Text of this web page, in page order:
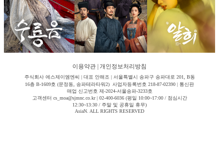
이용약관 개인정보처리방침
주식회사 에스제이엠엔씨 | 대표 안해조 | 서울특별시 송파구 송파대로 201, B동
16층 B-1609호 (문정동, 송파테라타워2) 사업자등록번호 218-87-02390 | 통신판
매업 신고번호 제-2024-서울송파-3233호
고객센터 cs_moa@sjmnc.co.kr | 02-400-6036 (평일 10:00~17:00 / 점심시간
12:30~13:30 / 주말 및 공휴일 휴무)
AsiaN. ALL RIGHTS RESERVED